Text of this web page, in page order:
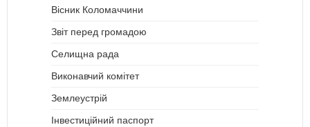
Вісник Коломаччини
Звіт перед громадою
Селищна рада
Виконавчий комітет
Землеустрій
Інвестиційний паспорт